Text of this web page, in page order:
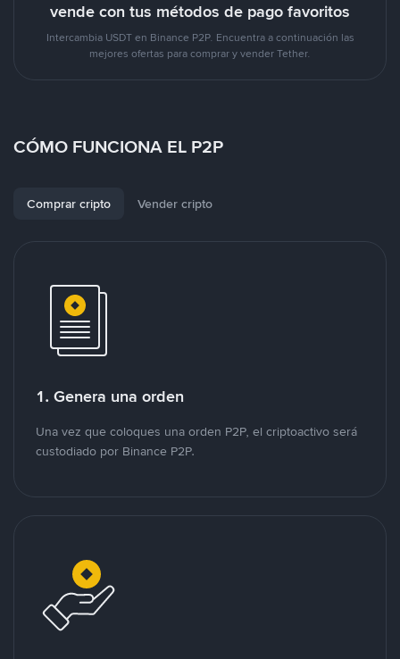
vende con tus métodos de pago favoritos
Intercambia USDT en Binance P2P. Encuentra a continuación las
mejores ofertas para comprar y vender Tether.
CÓMO FUNCIONA EL P2P
Comprar cripto Vender cripto
1. Genera una orden
Una vez que coloques una orden P2P, el criptoactivo será
custodiado por Binance P2P.